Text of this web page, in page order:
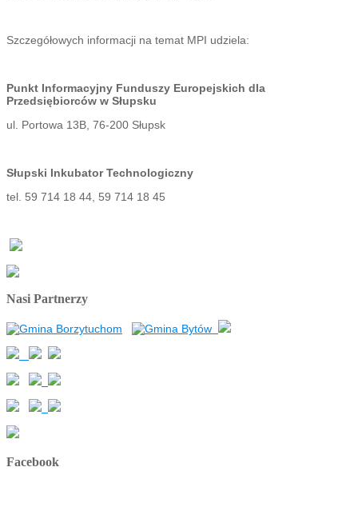
Szczegółowych informacji na temat MPI udziela:
Punkt Informacyjny Funduszy Europejskich dla
Przedsiębiorców w Słupsku
ul. Portowa 13B, 76-200 Słupsk
Słupski Inkubator Technologiczny
tel. 59 714 18 44, 59 714 18 45
Nasi Partnerzy
Facebook